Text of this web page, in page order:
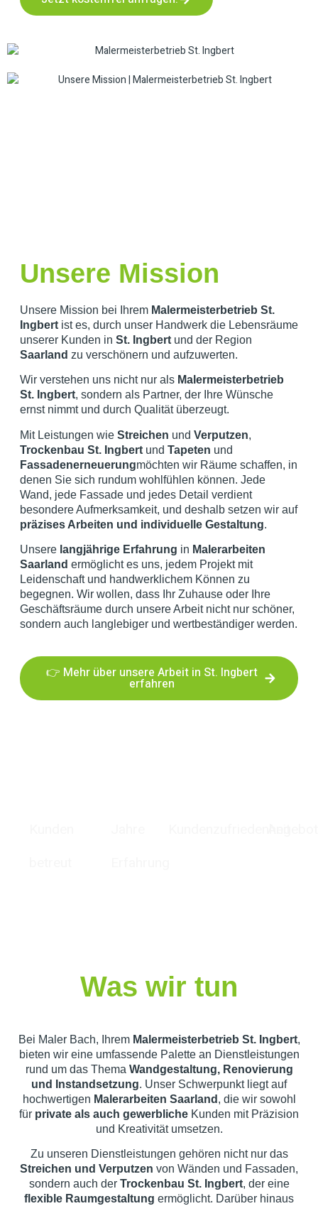
Unsere Mission
Unsere Mission bei Ihrem Malermeisterbetrieb St.
Ingbert ist es, durch unser Handwerk die Lebensräume
unserer Kunden in St. Ingbert und der Region
Saarland zu verschönern und aufzuwerten.
Wir verstehen uns nicht nur als Malermeisterbetrieb
St. Ingbert, sondern als Partner, der Ihre Wünsche
ernst nimmt und durch Qualität überzeugt.
Mit Leistungen wie Streichen und Verputzen,
Trockenbau St. Ingbert und Tapeten und
Fassadenerneuerungmöchten wir Räume schaffen, in
denen Sie sich rundum wohlfühlen können. Jede
Wand, jede Fassade und jedes Detail verdient
besondere Aufmerksamkeit, und deshalb setzen wir auf
präzises Arbeiten und individuelle Gestaltung.
Unsere langjährige Erfahrung in Malerarbeiten
Saarland ermöglicht es uns, jedem Projekt mit
Leidenschaft und handwerklichem Können zu
begegnen. Wir wollen, dass Ihr Zuhause oder Ihre
Geschäftsräume durch unsere Arbeit nicht nur schöner,
sondern auch langlebiger und wertbeständiger werden.
👉 Mehr über unsere Arbeit in St. Ingbert
erfahren
Was wir tun
Bei Maler Bach, Ihrem Malermeisterbetrieb St. Ingbert,
bieten wir eine umfassende Palette an Dienstleistungen
rund um das Thema Wandgestaltung, Renovierung
und Instandsetzung. Unser Schwerpunkt liegt auf
hochwertigen Malerarbeiten Saarland , die wir sowohl
für private als auch gewerbliche Kunden mit Präzision
und Kreativität umsetzen.
Zu unseren Dienstleistungen gehören nicht nur das
Streichen und Verputzen von Wänden und Fassaden,
sondern auch der Trockenbau St. Ingbert, der eine
flexible Raumgestaltung ermöglicht. Darüber hinaus